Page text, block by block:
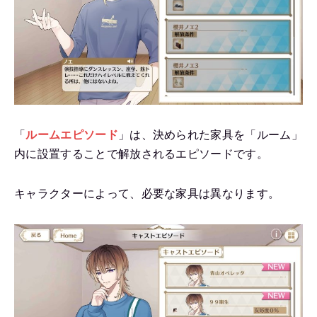
「 ルームエピソード 」は、決められた家具を「ルーム」
内に設置することで解放されるエピソードです。
キャラクターによって、必要な家具は異なります。